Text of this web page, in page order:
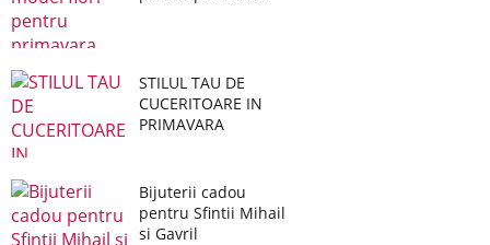
STILUL TAU DE
CUCERITOARE IN
PRIMAVARA
Bijuterii cadou
pentru Sfintii Mihail
si Gavril